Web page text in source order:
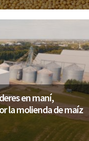
en maní,
la molienda de maíz